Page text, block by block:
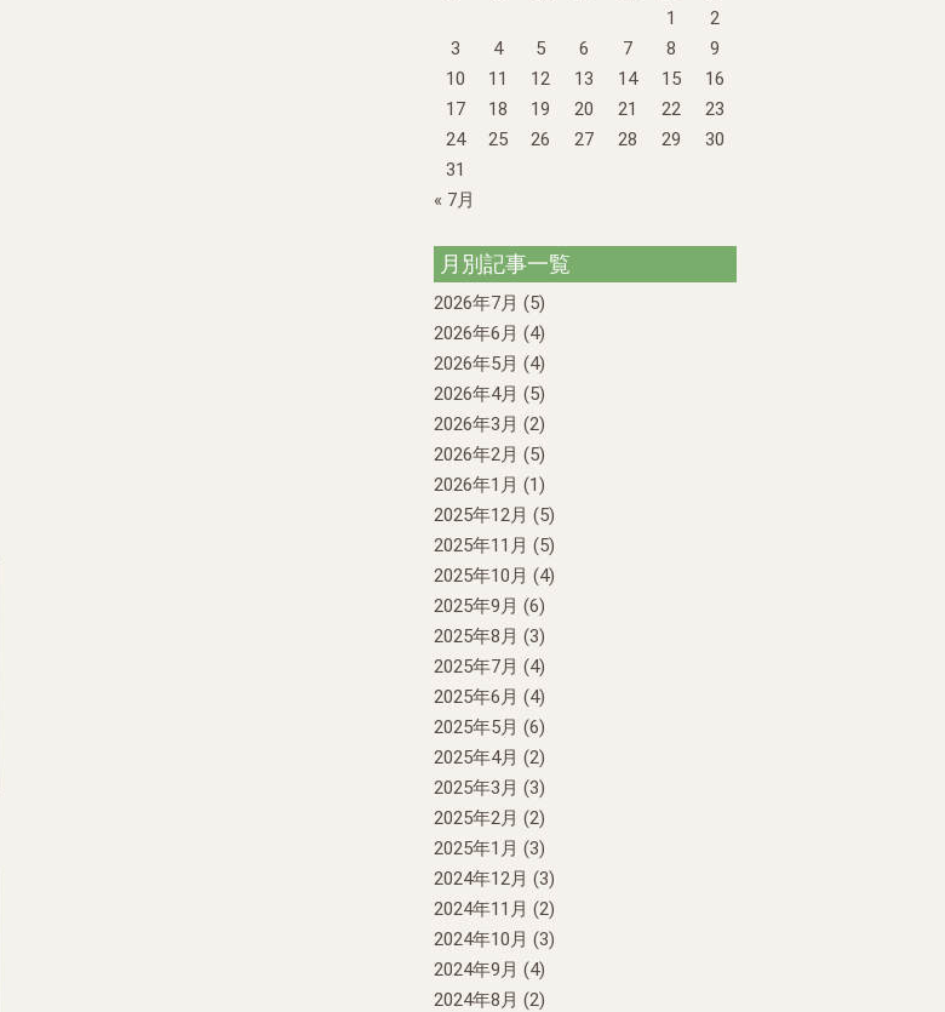
1
2
3
4 5 6 7 8
9
10
11 12 13 14 15
16
17
18 19 20 21 22
23
24
25 26 27 28 29
30
31
« 7月
月別記事一覧
2026年7月 (5)
2026年6月 (4)
2026年5月 (4)
2026年4月 (5)
2026年3月 (2)
2026年2月 (5)
2026年1月 (1)
2025年12月 (5)
2025年11月 (5)
2025年10月 (4)
2025年9月 (6)
2025年8月 (3)
2025年7月 (4)
2025年6月 (4)
2025年5月 (6)
2025年4月 (2)
2025年3月 (3)
2025年2月 (2)
2025年1月 (3)
2024年12月 (3)
2024年11月 (2)
2024年10月 (3)
2024年9月 (4)
2024年8月 (2)